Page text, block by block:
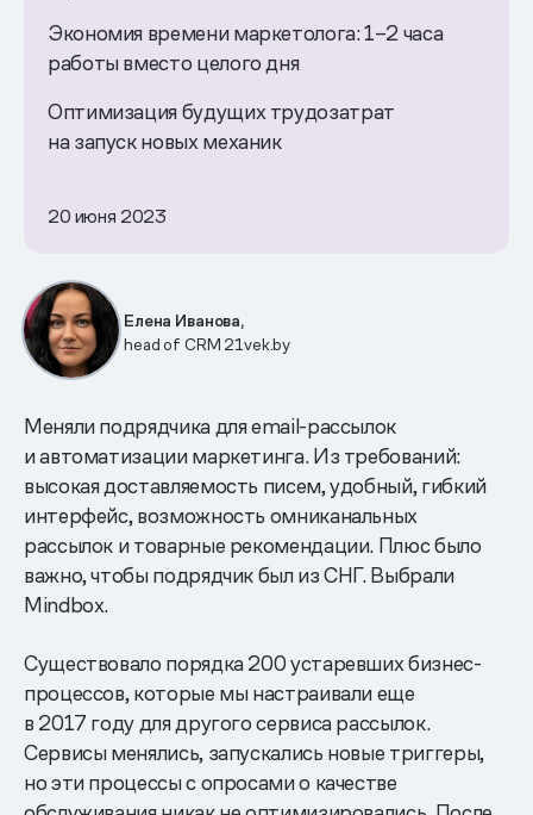
Экономия времени маркетолога: 1–2 часа
работы вместо целого дня
Оптимизация будущих трудозатрат
на запуск новых механик
20 июня 2023
Елена Иванова,
head of CRM 21vek.by
Меняли подрядчика для email-рассылок
и автоматизации маркетинга. Из требований:
высокая доставляемость писем, удобный, гибкий
интерфейс, возможность омниканальных
рассылок и товарные рекомендации. Плюс было
важно, чтобы подрядчик был из СНГ. Выбрали
Mindbox.
Существовало порядка 200 устаревших бизнес-
процессов, которые мы настраивали еще
в 2017 году для другого сервиса рассылок.
Сервисы менялись, запускались новые триггеры,
но эти процессы с опросами о качестве